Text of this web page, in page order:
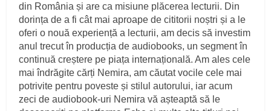
din România și are ca misiune plăcerea lecturii. Din
dorința de a fi cât mai aproape de cititorii noștri și a le
oferi o nouă experiență a lecturii, am decis să investim
anul trecut în producția de audiobooks, un segment în
continuă creștere pe piața internațională. Am ales cele
mai îndrăgite cărți Nemira, am căutat vocile cele mai
potrivite pentru poveste și stilul autorului, iar acum
zeci de audiobook-uri Nemira vă așteaptă să le